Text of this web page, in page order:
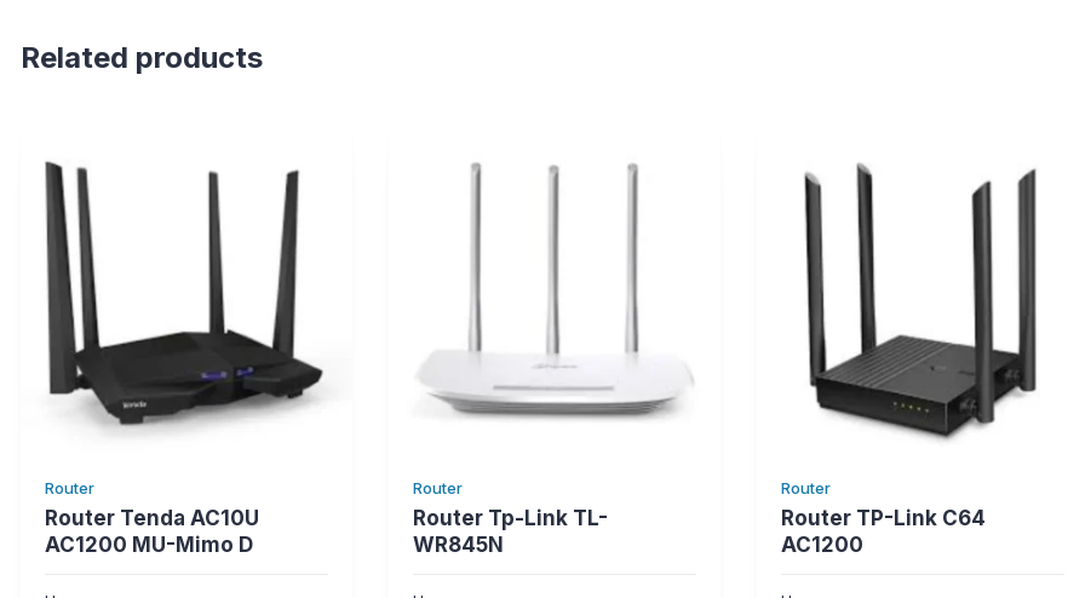
Related products
Router
Router Tenda AC10U
AC1200 MU-Mimo D
Router
Router Tp-Link TL-
WR845N
Router
Router TP-Link C64
AC1200